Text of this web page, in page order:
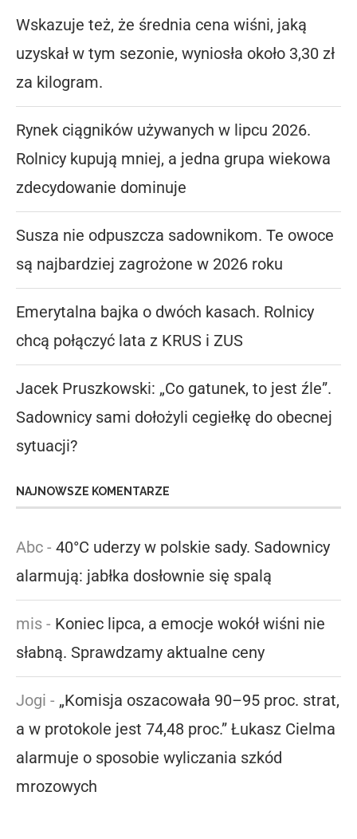
Wskazuje też, że średnia cena wiśni, jaką
uzyskał w tym sezonie, wyniosła około 3,30 zł
za kilogram.
Rynek ciągników używanych w lipcu 2026.
Rolnicy kupują mniej, a jedna grupa wiekowa
zdecydowanie dominuje
Susza nie odpuszcza sadownikom. Te owoce
są najbardziej zagrożone w 2026 roku
Emerytalna bajka o dwóch kasach. Rolnicy
chcą połączyć lata z KRUS i ZUS
Jacek Pruszkowski: „Co gatunek, to jest źle”.
Sadownicy sami dołożyli cegiełkę do obecnej
sytuacji?
NAJNOWSZE KOMENTARZE
Abc - 40°C uderzy w polskie sady. Sadownicy
alarmują: jabłka dosłownie się spalą
mis - Koniec lipca, a emocje wokół wiśni nie
słabną. Sprawdzamy aktualne ceny
Jogi - „Komisja oszacowała 90–95 proc. strat,
a w protokole jest 74,48 proc.” Łukasz Cielma
alarmuje o sposobie wyliczania szkód
mrozowych